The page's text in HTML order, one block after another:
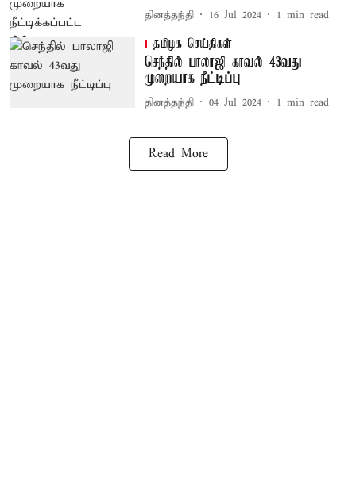
தினத்தந்தி 16 Jul 2024 1 min read
தமிழக செய்திகள்
செந்தில் பாலாஜி காவல் 43வது
முறையாக நீட்டிப்பு
தினத்தந்தி 04 Jul 2024 1 min read
Read More